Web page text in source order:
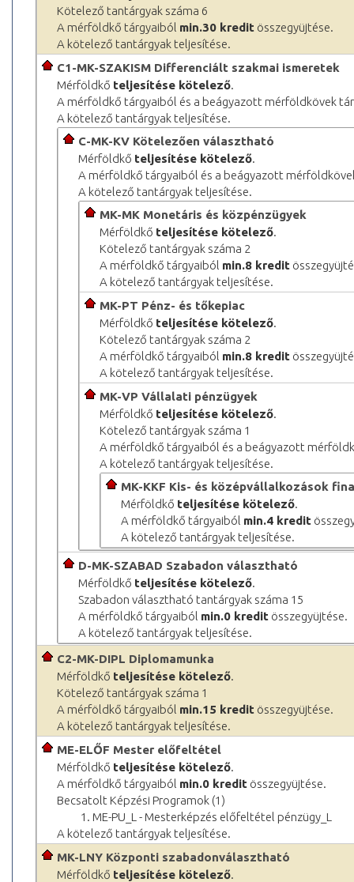
Kötelező tantárgyak száma 6
A mérföldkő tárgyaiból min.30 kredit összegyüjtése.
A kötelező tantárgyak teljesítése.
C1-MK-SZAKISM Differenciált szakmai ismeretek
Mérföldkő teljesítése kötelező.
A mérföldkő tárgyaiból és a beágyazott mérföldkövek
A kötelező tantárgyak teljesítése.
C-MK-KV Kötelezően választható
Mérföldkő teljesítése kötelező.
A mérföldkő tárgyaiból és a beágyazott
A kötelező tantárgyak teljesítése.
MK-MK Monetáris és közpénzügyek
Mérföldkő teljesítése kötelező.
Kötelező tantárgyak száma 2
A mérföldkő tárgyaiból min.8 kredit
A kötelező tantárgyak teljesítése.
MK-PT Pénz- és tőkepiac
Mérföldkő teljesítése kötelező.
Kötelező tantárgyak száma 2
A mérföldkő tárgyaiból min.8 kredit
A kötelező tantárgyak teljesítése.
MK-VP Vállalati pénzügyek
Mérföldkő teljesítése kötelező.
Kötelező tantárgyak száma 1
A mérföldkő tárgyaiból és a beágyazott
A kötelező tantárgyak teljesítése.
MK-KKF Kis- és középvállalkozások
Mérföldkő teljesítése kötelező.
A mérföldkő tárgyaiból min.4 kredit
A kötelező tantárgyak teljesítése.
D-MK-SZABAD Szabadon választható
Mérföldkő teljesítése kötelező.
Szabadon választható tantárgyak száma 15
A mérföldkő tárgyaiból min.0 kredit összegyüjtése.
A kötelező tantárgyak teljesítése.
C2-MK-DIPL Diplomamunka
Mérföldkő teljesítése kötelező.
Kötelező tantárgyak száma 1
A mérföldkő tárgyaiból min.15 kredit összegyüjtése.
A kötelező tantárgyak teljesítése.
ME-ELŐF Mester előfeltétel
Mérföldkő teljesítése kötelező.
A mérföldkő tárgyaiból min.0 kredit összegyüjtése.
Becsatolt Képzési Programok (1)
1. ME-PU_L - Mesterképzés előfeltétel pénzügy_L
A kötelező tantárgyak teljesítése.
MK-LNY Központi szabadonválasztható
Mérföldkő teljesítése kötelező.